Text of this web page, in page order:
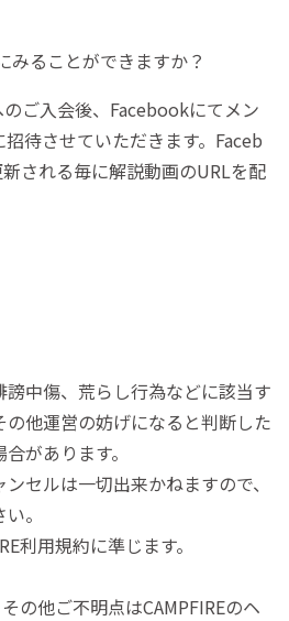
みることができますか？
ご入会後、Facebookにてメン
待させていただきます。Faceb
される毎に解説動画のURLを配
謗中傷、荒らし行為などに該当す
他運営の妨げになると判断した
があります。
セルは一切出来かねますので、
。
利用規約に準じます。
の他ご不明点はCAMPFIREのヘ